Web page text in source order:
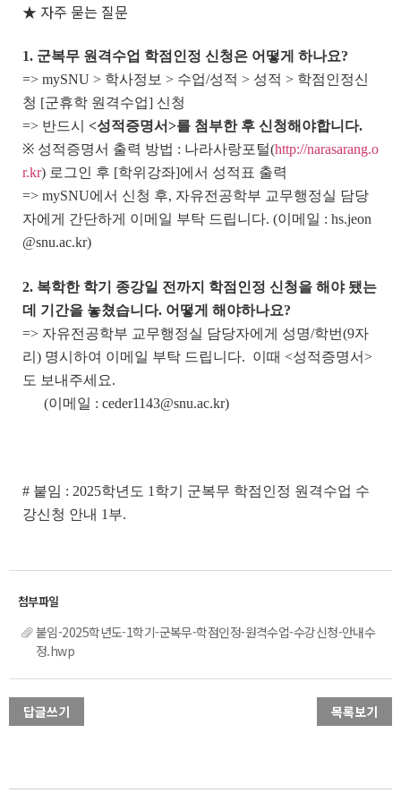
★ 자주 묻는 질문
1. 군복무 원격수업 학점인정 신청은 어떻게 하나요?
=> mySNU > 학사정보 > 수업/성적 > 성적 > 학점인정신
청 [군휴학 원격수업] 신청
=> 반드시 <성적증명서>를 첨부한 후 신청해야합니다.
※ 성적증명서 출력 방법 : 나라사랑포털(http://narasarang.o
r.kr) 로그인 후 [학위강좌]에서 성적표 출력
=> mySNU에서 신청 후, 자유전공학부 교무행정실 담당
자에게 간단하게 이메일 부탁 드립니다. (이메일 : hs.jeon
@snu.ac.kr)
2. 복학한 학기 종강일 전까지 학점인정 신청을 해야 됐는
데 기간을 놓쳤습니다. 어떻게 해야하나요?
=> 자유전공학부 교무행정실 담당자에게 성명/학번(9자
리) 명시하여 이메일 부탁 드립니다. 이때 <성적증명서>
도 보내주세요.
(이메일 : ceder1143@snu.ac.kr)
# 붙임 : 2025학년도 1학기 군복무 학점인정 원격수업 수
강신청 안내 1부.
붙임-2025학년도-1학기-군복무-학점인정-원격수업-수강신청-안내수
정.hwp
답글쓰기 목록보기